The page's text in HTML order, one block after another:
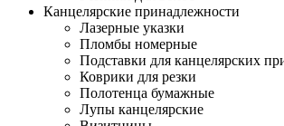
Канцелярские принадлежности
Лазерные указки
Пломбы номерные
Подставки для канцелярских
Коврики для резки
Полотенца бумажные
Лупы канцелярские